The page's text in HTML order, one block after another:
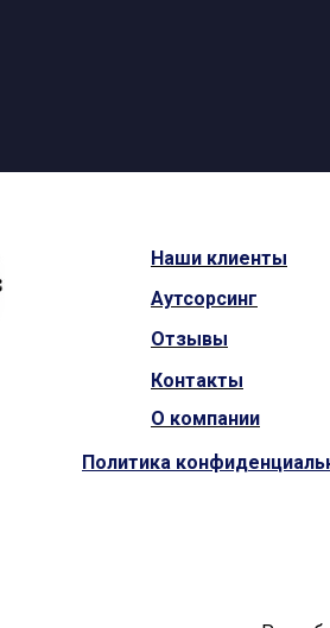
Политика
О компании
Контакты
Отзывы
Аутсорсинг
Наши клиенты